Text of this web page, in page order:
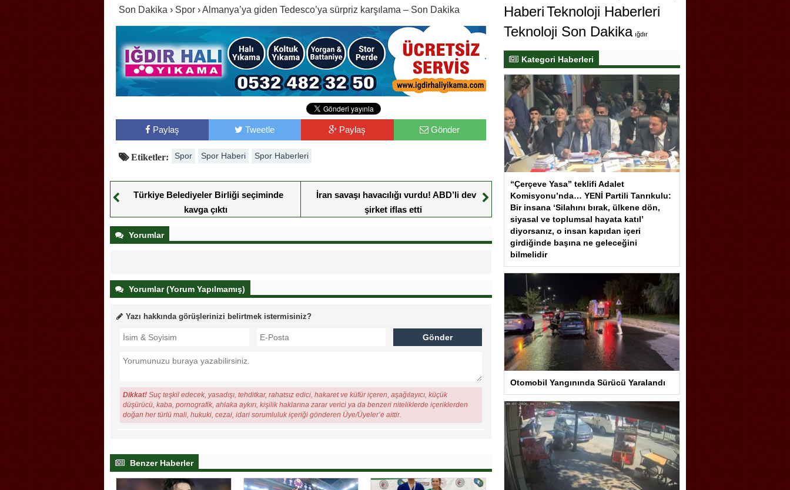
Son Dakika › Spor › Almanya’ya giden Tedesco’ya sürpriz karşılama – Son Dakika
Paylaş Tweetle Paylaş Gönder
Etiketler: Spor Spor Haberi Spor Haberleri
Türkiye Belediyeler Birliği seçiminde
kavga çıktı
İran savaşı havacılığı vurdu! ABD’li dev
şirket iflas etti
Yorumlar
Yorumlar (Yorum Yapılmamış)
Yazı hakkında görüşlerinizi belirtmek istermisiniz?
Dikkat! Suç teşkil edecek, yasadışı, tehditkar, rahatsız edici, hakaret ve küfür içeren, aşağılayıcı, küçük
düşürücü, kaba, pornografik, ahlaka aykırı, kişilik haklarına zarar verici ya da benzeri niteliklerde içeriklerden
doğan her türlü mali, hukuki, cezai, idari sorumluluk içeriği gönderen Üye/Üyeler’e aittir.
Benzer Haberler
HaberiTeknoloji Haberleri
Teknoloji Son Dakika ığdır
Kategori Haberleri
“Çerçeve Yasa” teklifi Adalet
Komisyonu’nda… YENİ Partili Tanrıkulu:
Bir insana ‘Silahını bırak, ülkene dön,
siyasal ve toplumsal hayata katıl’
diyorsanız, o insan kapıdan içeri
girdiğinde başına ne geleceğini
bilmelidir
Otomobil Yangınında Sürücü Yaralandı